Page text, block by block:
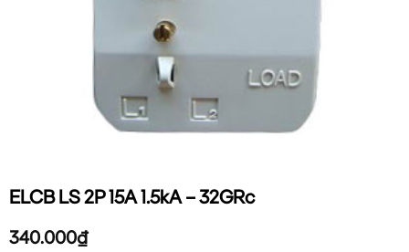
ELCB LS 2P 15A 1.5kA – 32GRc
340.000₫